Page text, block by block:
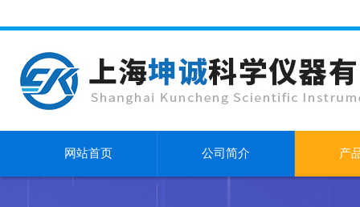
网站首页 公司简介 产